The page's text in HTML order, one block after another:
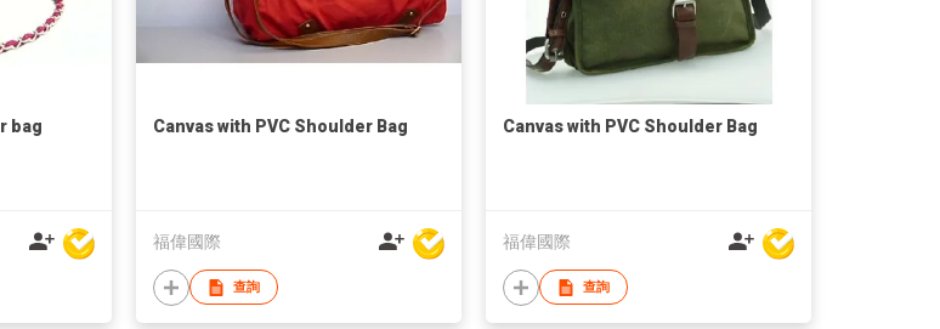
bag Canvas with PVC Shoulder Bag
福偉國際
查詢
Canvas with PVC Shoulder Bag
福偉國際
查詢